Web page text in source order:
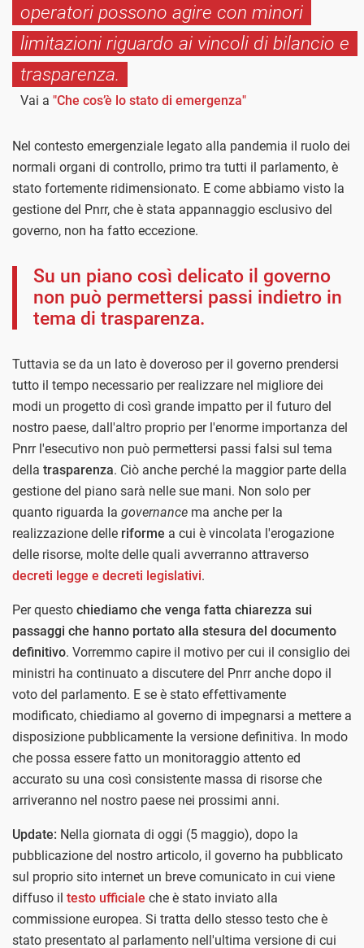
operatori possono agire con minori
limitazioni riguardo ai vincoli di bilancio e
trasparenza.
Vai a "Che cos’è lo stato di emergenza"
Nel contesto emergenziale legato alla pandemia il ruolo dei
normali organi di controllo, primo tra tutti il parlamento, è
stato fortemente ridimensionato. E come abbiamo visto la
gestione del Pnrr, che è stata appannaggio esclusivo del
governo, non ha fatto eccezione.
Su un piano così delicato il governo
non può permettersi passi indietro in
tema di trasparenza.
Tuttavia se da un lato è doveroso per il governo prendersi
tutto il tempo necessario per realizzare nel migliore dei
modi un progetto di così grande impatto per il futuro del
nostro paese, dall'altro proprio per l'enorme importanza del
Pnrr l'esecutivo non può permettersi passi falsi sul tema
della trasparenza. Ciò anche perché la maggior parte della
gestione del piano sarà nelle sue mani. Non solo per
quanto riguarda la governance ma anche per la
realizzazione delle riforme a cui è vincolata l'erogazione
delle risorse, molte delle quali avverranno attraverso
decreti legge e decreti legislativi.
Per questo chiediamo che venga fatta chiarezza sui
passaggi che hanno portato alla stesura del documento
definitivo. Vorremmo capire il motivo per cui il consiglio dei
ministri ha continuato a discutere del Pnrr anche dopo il
voto del parlamento. E se è stato effettivamente
modificato, chiediamo al governo di impegnarsi a mettere a
disposizione pubblicamente la versione definitiva. In modo
che possa essere fatto un monitoraggio attento ed
accurato su una così consistente massa di risorse che
arriveranno nel nostro paese nei prossimi anni.
Update: Nella giornata di oggi (5 maggio), dopo la
pubblicazione del nostro articolo, il governo ha pubblicato
sul proprio sito internet un breve comunicato in cui viene
diffuso il testo ufficiale che è stato inviato alla
commissione europea. Si tratta dello stesso testo che è
stato presentato al parlamento nell'ultima versione di cui